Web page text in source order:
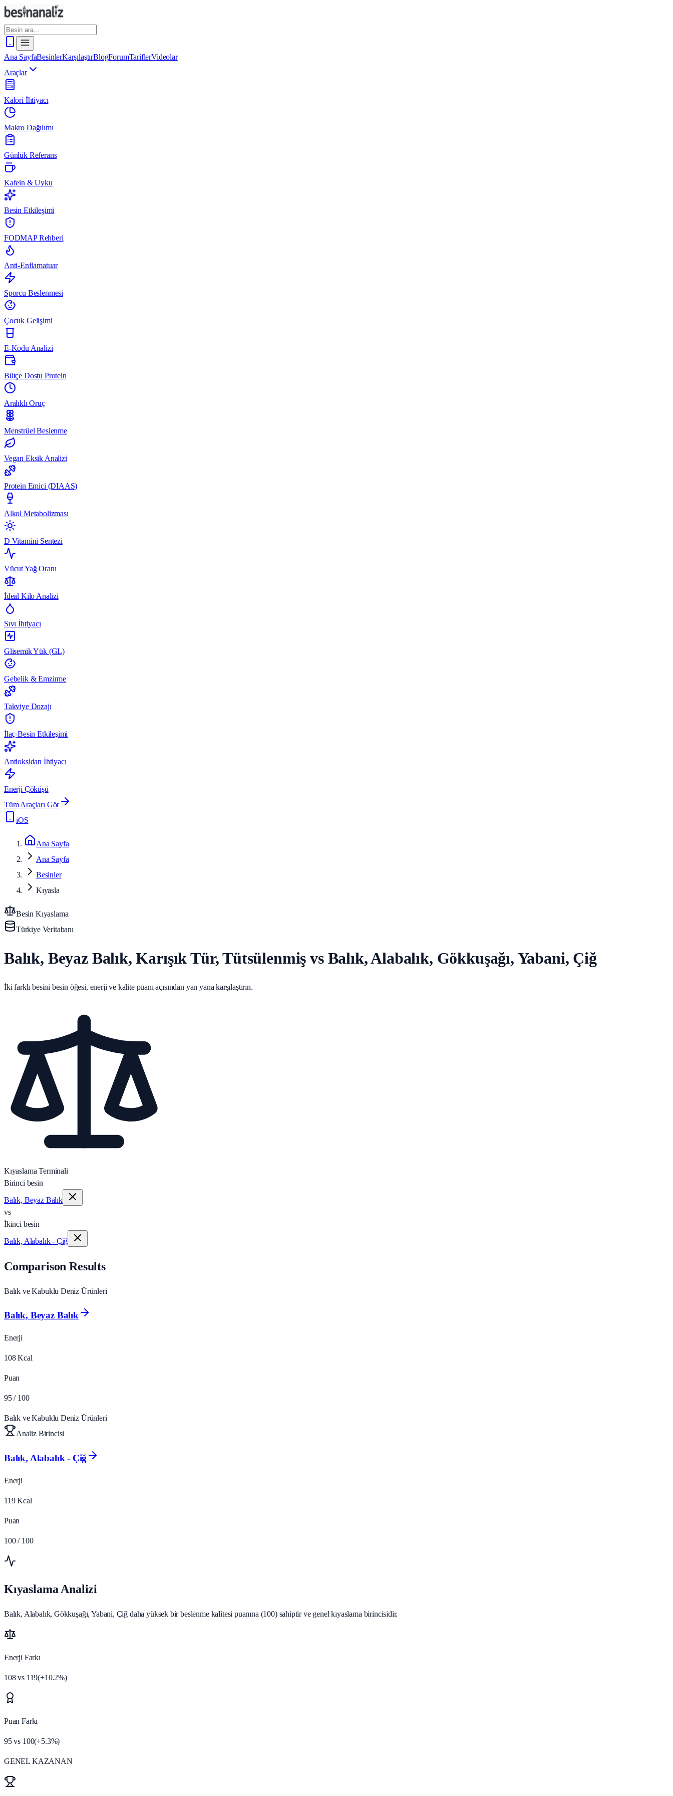
Ana SayfaBesinlerKarşılaştırBlogForumTariflerVideolar
Araçlar
Kalori İhtiyacı
Makro Dağılımı
Günlük Referans
Kafein & Uyku
Besin Etkileşimi
FODMAP Rehberi
Anti-Enflamatuar
Sporcu Beslenmesi
Çocuk Gelişimi
E-Kodu Analizi
Bütçe Dostu Protein
Aralıklı Oruç
Menstrüel Beslenme
Vegan Eksik Analizi
Protein Emici (DIAAS)
Alkol Metabolizması
D Vitamini Sentezi
Vücut Yağ Oranı
İdeal Kilo Analizi
Sıvı İhtiyacı
Glisemik Yük (GL)
Gebelik & Emzirme
Takviye Dozajı
İlaç-Besin Etkileşimi
Antioksidan İhtiyacı
Enerji Çöküşü
Tüm Araçları Gör
iOS
Ana Sayfa
Ana Sayfa
Besinler
Kıyasla
Besin Kıyaslama
Türkiye Veritabanı
Balık, Beyaz Balık, Karışık Tür, Tütsülenmiş vs Balık, Alabalık, Gökkuşağı, Yabani, Çiğ
İki farklı besini besin öğesi, enerji ve kalite puanı açısından yan yana karşılaştırın.
Kıyaslama Terminali
Birinci besin
Balık, Beyaz Balık
vs
İkinci besin
Balık, Alabalık - Çiğ
Comparison Results
Balık ve Kabuklu Deniz Ürünleri
Balık, Beyaz Balık
Enerji
108 Kcal
Puan
95 / 100
Balık ve Kabuklu Deniz Ürünleri
Analiz Birincisi
Balık, Alabalık - Çiğ
Enerji
119 Kcal
Puan
100 / 100
Kıyaslama Analizi
Balık, Alabalık, Gökkuşağı, Yabani, Çiğ daha yüksek bir beslenme kalitesi puanına (100) sahiptir ve genel kıyaslama birincisidir.
Enerji Farkı
108vs 119(+10.2%)
Puan Farkı
95vs 100(+5.3%)
GENEL KAZANAN